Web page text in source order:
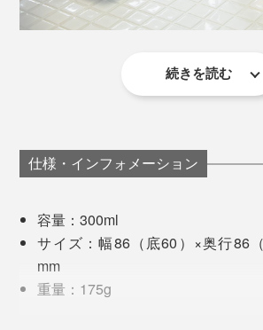
ものにのみ『RayES』の刻印が入り
その厳しい検査を通過するのは、な
ど難易度の高いデザインなのです。
コーヒーは冷めたら、電子レンジで
飲み口が熱くないから、感動的に飲み
く、コースターなしでテーブルを濡ら
いつも使っているコースターは珪藻
が、結露してビショ濡れになったグラ
続きを読む
仕様・インフォメーション
容量：300ml
サイズ：幅86（底60）×奥行86
mm
重量：175g